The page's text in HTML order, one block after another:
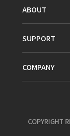
ABOUT
SUPPORT
COMPANY
COPYRIGHT